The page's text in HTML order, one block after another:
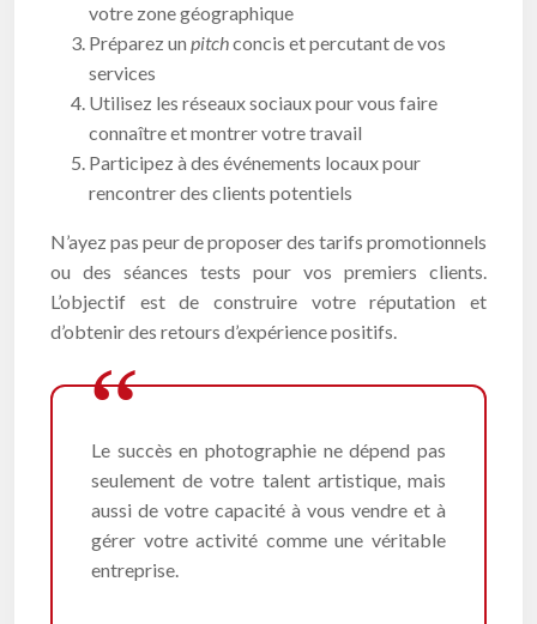
votre zone géographique
Préparez un pitchconcis et percutant de vos
services
Utilisez les réseaux sociaux pour vous faire
connaître et montrer votre travail
Participez à des événements locaux pour
rencontrer des clients potentiels
N’ayez pas peur de proposer des tarifs promotionnels
ou des séances tests pour vos premiers clients.
L’objectif est de construire votre réputation et
d’obtenir des retours d’expérience positifs.
Le succès en photographie ne dépend pas
seulement de votre talent artistique, mais
aussi de votre capacité à vous vendre et à
gérer votre activité comme une véritable
entreprise.